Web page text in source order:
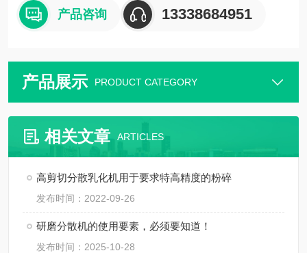
产品咨询 13338684951
产品展示 PRODUCT CATEGORY
相关文章 ARTICLES
高剪切分散乳化机用于要求特高精度的粉碎
发布时间：2022-09-26
研磨分散机的使用要素，必须要知道！
发布时间：2025-10-28